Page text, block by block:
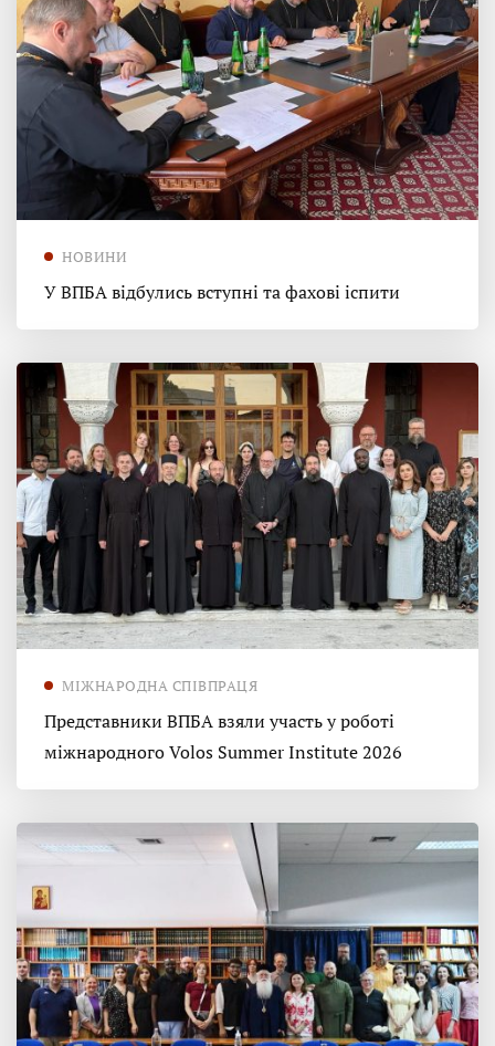
НОВИНИ
У ВПБА відбулись вступні та фахові іспити
МІЖНАРОДНА СПІВПРАЦЯ
Представники ВПБА взяли участь у роботі
міжнародного Volos Summer Institute 2026